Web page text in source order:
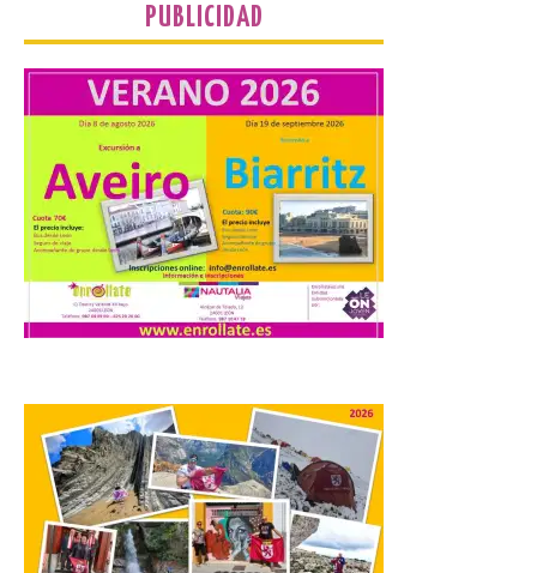
para que nadie quede
fuera del juego
9 Ago 2026
El profesorado de la
Facultad de Ciencias de la
Actividad Física y del
Deporte de la ULE diseña
una propuesta que
combina acción rápida, toma de
decisiones y colaboración estratégica sin
que ningún participante quede excluido
del juego. GEO-Arena nace […]
Transportes activa un
dispositivo especial para
facilitar la movilidad
durante el eclipse total de
Sol del 12 de agosto
9 Ago 2026
PUBLICIDAD